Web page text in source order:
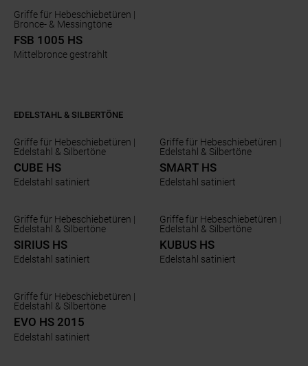
Griffe für Hebeschiebetüren |
Bronce- & Messingtöne
FSB 1005 HS
Mittelbronce gestrahlt
EDELSTAHL & SILBERTÖNE
Griffe für Hebeschiebetüren |
Edelstahl & Silbertöne
CUBE HS
Edelstahl satiniert
Griffe für Hebeschiebetüren |
Edelstahl & Silbertöne
SMART HS
Edelstahl satiniert
Griffe für Hebeschiebetüren |
Edelstahl & Silbertöne
SIRIUS HS
Edelstahl satiniert
Griffe für Hebeschiebetüren |
Edelstahl & Silbertöne
KUBUS HS
Edelstahl satiniert
Griffe für Hebeschiebetüren |
Edelstahl & Silbertöne
EVO HS 2015
Edelstahl satiniert